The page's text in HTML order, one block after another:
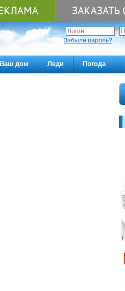
Забыли пароль?
Ваш дом Леди Погода